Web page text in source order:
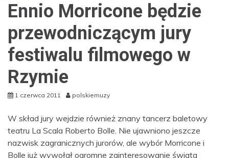
Ennio Morricone będzie
przewodniczącym jury
festiwalu filmowego w
Rzymie
1 czerwca 2011 polskiemuzy
W skład jury wejdzie również znany tancerz baletowy
teatru La Scala Roberto Bolle. Nie ujawniono jeszcze
nazwisk zagranicznych jurorów, ale wybór Morricone i
Bolle już wywołał ogromne zainteresowanie świata